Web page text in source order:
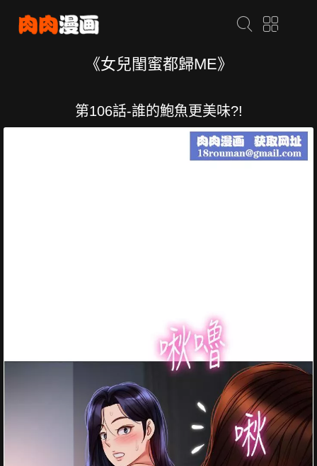
《女兒閨蜜都歸ME》
第106話-誰的鮑魚更美味?!